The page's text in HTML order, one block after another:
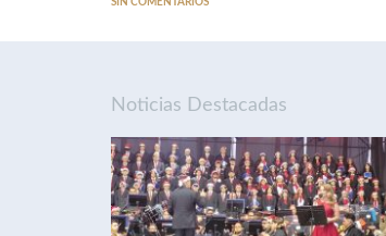
Noticias Destacadas